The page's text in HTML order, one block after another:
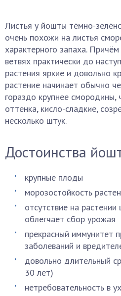
Листья у йошты тёмно-
очень похожи на листья
характерного запаха.
ветвях практически до
растения яркие и довольно
растение начинает обычно
гораздо крупнее смородины,
оттенка, кисло-сладкие,
несколько штук.
Достоинства
крупные плоды
морозостойкость
отсутствие на
облегчает сбор урожая
прекрасный иммунитет
заболеваний и
довольно длительный
30 лет)
нетребовательность в